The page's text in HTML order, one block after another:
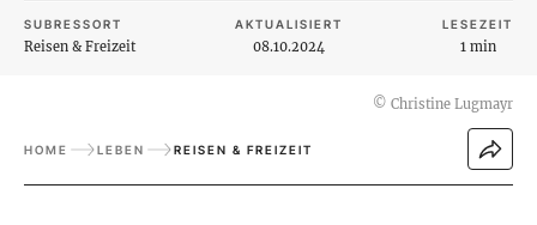
SUBRESSORT
Reisen & Freizeit
AKTUALISIERT
08.10.2024
LESEZEIT
1 min
© Christine Lugmayr
HOME LEBEN REISEN & FREIZEIT